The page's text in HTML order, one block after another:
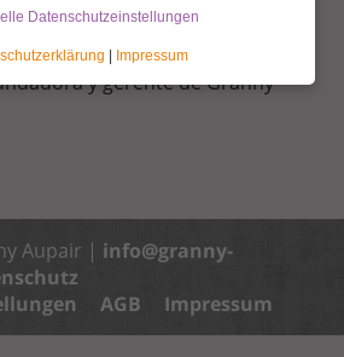
y gerente de Granny
Aupair | info@granny-
AGB Impressum
Datenschutzeinstellungen
Impressum